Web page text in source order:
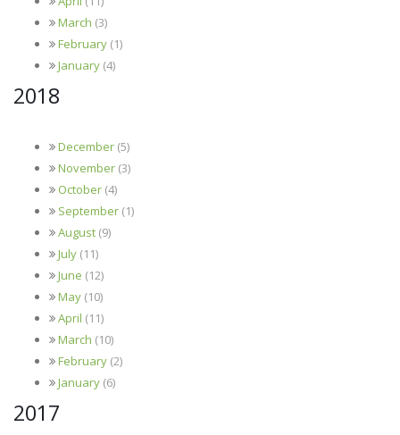
March (3)
February (1)
January (4)
2018
December (5)
November (3)
October (4)
September (1)
August (9)
July (11)
June (12)
May (10)
April (11)
March (10)
February (2)
January (6)
2017